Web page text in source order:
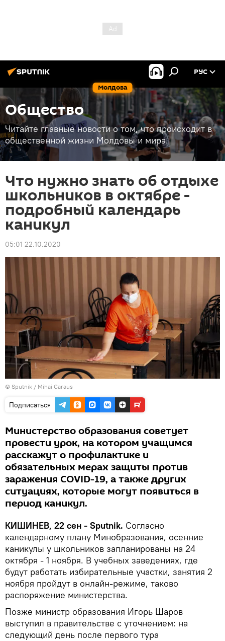
Молдова
РУС
Общество
Читайте главные новости о том, что происходит в
общественной жизни Молдовы и мира.
Что нужно знать об отдыхе
школьников в октябре -
подробный календарь
каникул
05:01 22.10.2020
© Sputnik / Mihai Caraus
Подписаться
Министерство образования советует
провести урок, на котором учащимся
расскажут о профилактике и
обязательных мерах защиты против
заражения COVID-19, а также других
ситуациях, которые могут появиться в
период каникул.
КИШИНЕВ, 22 сен - Sputnik. Согласно
календарному плану Минобразования, осенние
каникулы у школьников запланированы на 24
октября - 1 ноября. В учебных заведениях, где
будут работать избирательные участки, занятия 2
ноября пройдут в онлайн-режиме, таково
распоряжение министерства.
Позже министр образования Игорь Шаров
выступил в правительстве с уточнением: на
следующий день после первого тура